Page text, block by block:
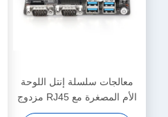
معالجات سلسلة إنتل اللوحة
الأم المصغرة مع RJ45 مزدوج
LAN و DDR3L حتى 8G